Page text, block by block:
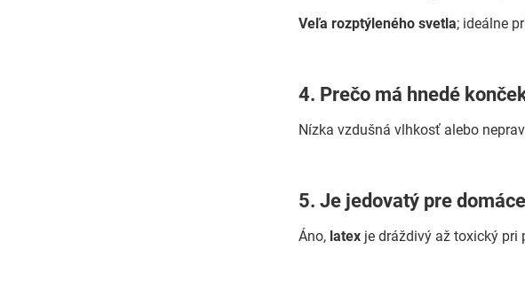
Veľa rozptýleného svetla; ideálne
4. Prečo má hnedé
Nízka vzdušná vlhkosť alebo
5. Je jedovatý pre
Áno, latex je dráždivý až toxický pri